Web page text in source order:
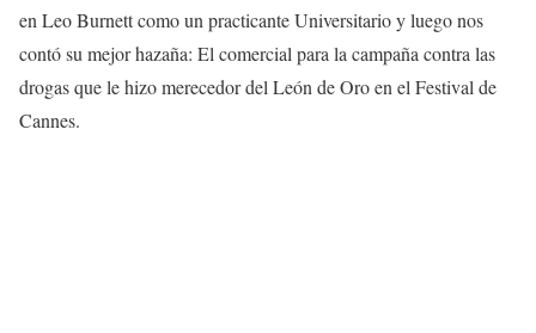
en Leo Burnett como un practicante Universitario y luego nos
contó su mejor hazaña: El comercial para la campaña contra las
drogas que le hizo merecedor del León de Oro en el Festival de
Cannes.